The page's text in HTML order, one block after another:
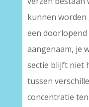
kunnen worden
een doorlopend
aangenaam, je
sectie blijft niet
tussen
concentratie